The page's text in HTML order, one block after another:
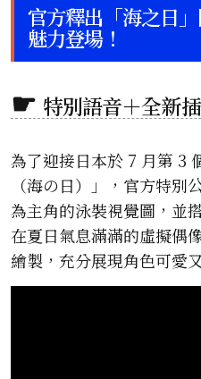
官方釋出「海之日
魅力登場！
特別語音＋全新
為了迎接日本於 7 月第 3
（海の日）」，官方特別
為主角的泳裝視覺圖，並
在夏日氣息滿滿的虛擬偶
繪製，充分展現角色可愛